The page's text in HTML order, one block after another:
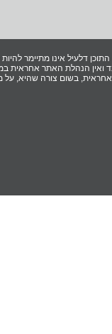
דלעיל אינו מתיימר להיות
הנהלת האתר אחראית
בשום צורה שהיא, על